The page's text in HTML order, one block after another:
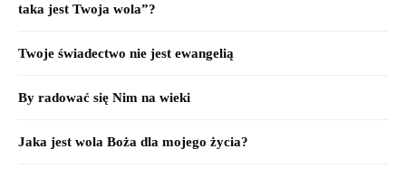
taka jest Twoja wola”?
Twoje świadectwo nie jest ewangelią
By radować się Nim na wieki
Jaka jest wola Boża dla mojego życia?